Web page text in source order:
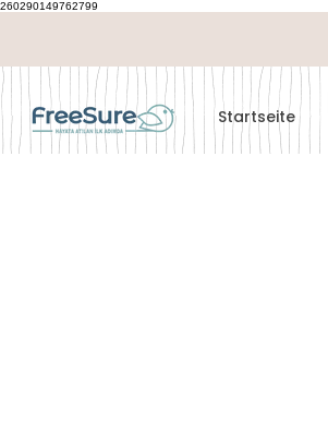
260290149762799
Startseite